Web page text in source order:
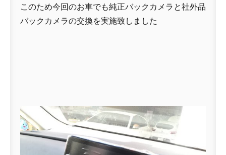
このため今回のお車でも純正バックカメラと社外品
バックカメラの交換を実施致しました